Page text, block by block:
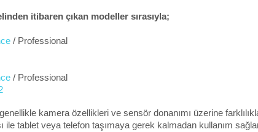
itibaren çıkan modeller sırasıyla;
/ Professional
/ Professional
kamera özellikleri ve sensör donanımı üzerine
ile tablet veya telefon taşımaya gerek kalmadan kullanım